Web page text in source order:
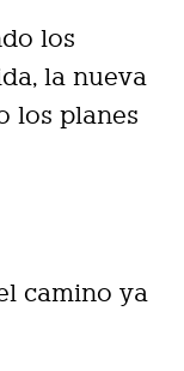
los
la nueva
los planes
camino ya